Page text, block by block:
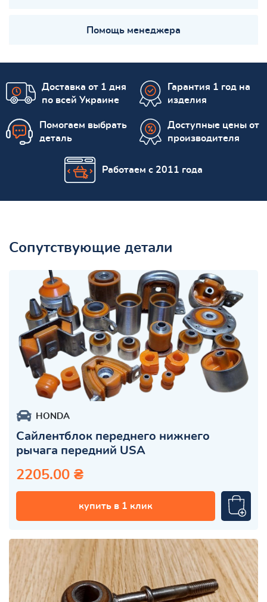
Помощь менеджера
Доставка от 1 дня
по всей Украине
Гарантия 1 год на
изделия
Помогаем выбрать
деталь
Доступные цены от
производителя
Работаем с 2011 года
Сопутствующие детали
HONDA
Сайлентблок переднего нижнего
рычага передний USA
2205.00 ₴
купить в 1 клик